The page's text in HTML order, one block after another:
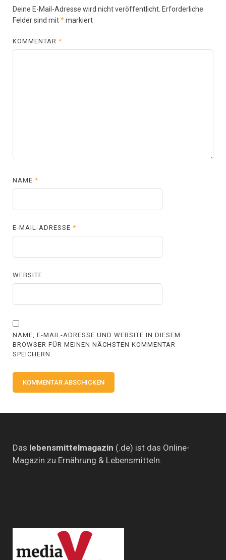
Deine E-Mail-Adresse wird nicht veröffentlicht. Erforderliche
Felder sind mit*markiert
KOMMENTAR*
NAME*
E-MAIL-ADRESSE*
WEBSITE
NAME, E-MAIL-ADRESSE UND WEBSITE IN DIESEM
BROWSER FÜR MEINEN NÄCHSTEN KOMMENTAR
SPEICHERN.
Das lebensmittelmagazin (.de) ist das Online-
Magazin zu Ernährung & Lebensmitteln.